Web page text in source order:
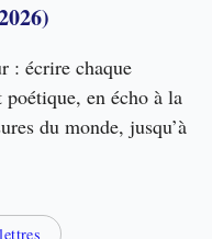
: écrire chaque
en écho à la
du monde, jusqu’à